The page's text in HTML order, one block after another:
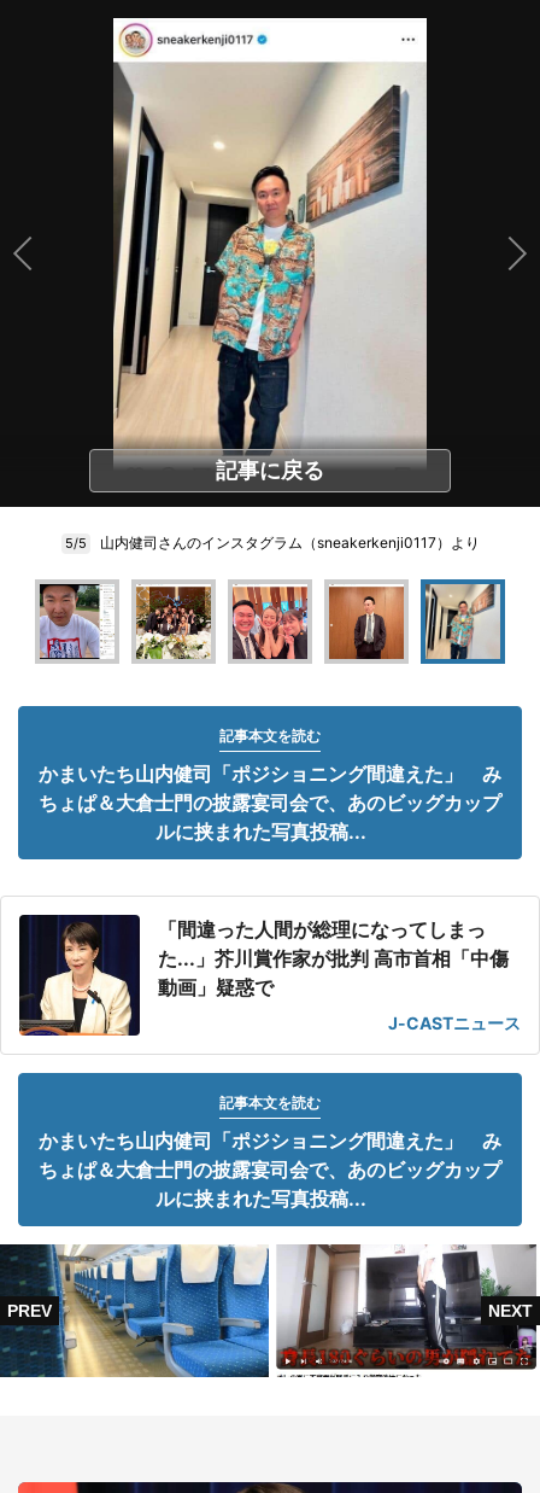
記事に戻る
5/5 山内健司さんのインスタグラム（sneakerkenji0117）より
記事本文を読む
かまいたち山内健司「ポジショニング間違えた」 み
ちょぱ＆大倉士門の披露宴司会で、あのビッグカップ
ルに挟まれた写真投稿...
「間違った人間が総理になってしまっ
た...」芥川賞作家が批判 高市首相「中傷
動画」疑惑で
J-CASTニュース
記事本文を読む
かまいたち山内健司「ポジショニング間違えた」 み
ちょぱ＆大倉士門の披露宴司会で、あのビッグカップ
ルに挟まれた写真投稿...